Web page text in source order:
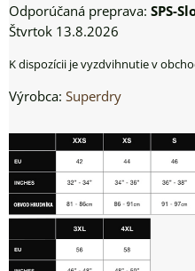
SPS-
Štvrtok 13.8.2026
Výrobca: Superdry